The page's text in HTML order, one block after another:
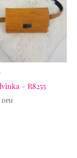
– R8255
DPH